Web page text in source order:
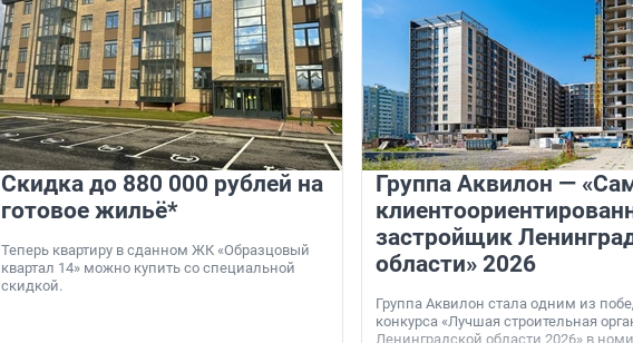
Скидка до 880 000 рублей на
готовое жильё*
Теперь квартиру в сданном ЖК «Образцовый
квартал 14» можно купить со специальной
скидкой.
Группа Аквилон —
застройщик
области» 2026
Группа Аквилон стала одним из
конкурса «Лучшая строительная
Ленинградской области 2026» в